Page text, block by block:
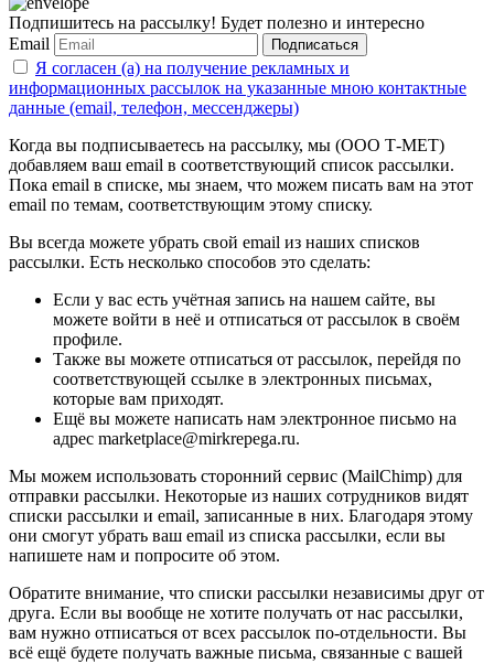
Подпишитесь на рассылку! Будет полезно и интересно
Email
Подписаться
Я согласен (а) на получение рекламных и
информационных рассылок на указанные мною контактные
данные (email, телефон, мессенджеры)
Когда вы подписываетесь на рассылку, мы (ООО Т-МЕТ)
добавляем ваш email в соответствующий список рассылки.
Пока email в списке, мы знаем, что можем писать вам на этот
email по темам, соответствующим этому списку.
Вы всегда можете убрать свой email из наших списков
рассылки. Есть несколько способов это сделать:
Если у вас есть учётная запись на нашем сайте, вы
можете войти в неё и отписаться от рассылок в своём
профиле.
Также вы можете отписаться от рассылок, перейдя по
соответствующей ссылке в электронных письмах,
которые вам приходят.
Ещё вы можете написать нам электронное письмо на
адрес marketplace@mirkrepega.ru.
Мы можем использовать сторонний сервис (MailChimp) для
отправки рассылки. Некоторые из наших сотрудников видят
списки рассылки и email, записанные в них. Благодаря этому
они смогут убрать ваш email из списка рассылки, если вы
напишете нам и попросите об этом.
Обратите внимание, что списки рассылки независимы друг от
друга. Если вы вообще не хотите получать от нас рассылки,
вам нужно отписаться от всех рассылок по-отдельности. Вы
всё ещё будете получать важные письма, связанные с вашей